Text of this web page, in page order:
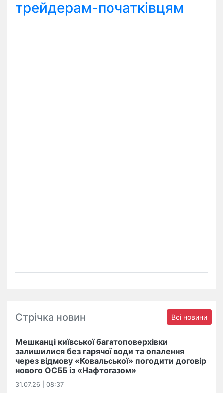
трейдерам-початківцям
Стрічка новин Всі новини
Мешканці київської багатоповерхівки
залишилися без гарячої води та опалення
через відмову «Ковальської» погодити договір
нового ОСББ із «Нафтогазом»
31.07.26 | 08:37